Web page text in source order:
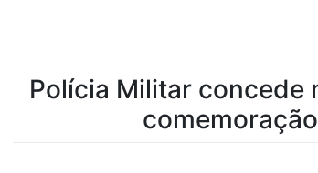
Polícia Militar concede